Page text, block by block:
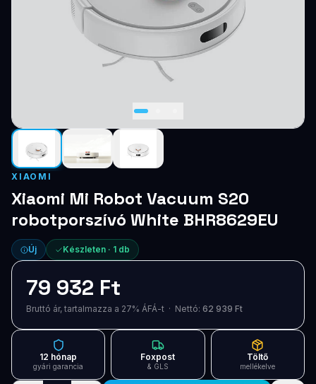
Szolgáltatások
Keresés
XIAOMI
Xiaomi Mi Robot Vacuum S20
robotporszívó White BHR8629EU
Új Készleten · 1 db
79 932 Ft
Bruttó ár, tartalmazza a 27% ÁFÁ-t · Nettó: 62 939 Ft
12 hónap
gyári garancia
Foxpost
& GLS
Töltő
mellékelve